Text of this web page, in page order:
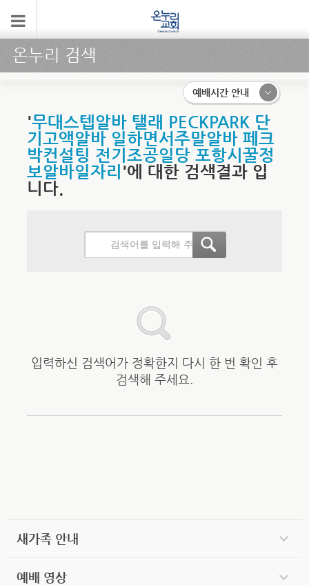
온누리 검색
예배시간 안내
'무대스텝알바 탤래 PECKPARK 단
기고액알바 일하면서주말알바 페크
박컨설팅 전기조공일당 포항시꿀정
보알바일자리 '에 대한 검색결과 입
니다.
입력하신 검색어가 정확한지 다시 한 번 확인 후
검색해 주세요.
새가족 안내
예배 영상